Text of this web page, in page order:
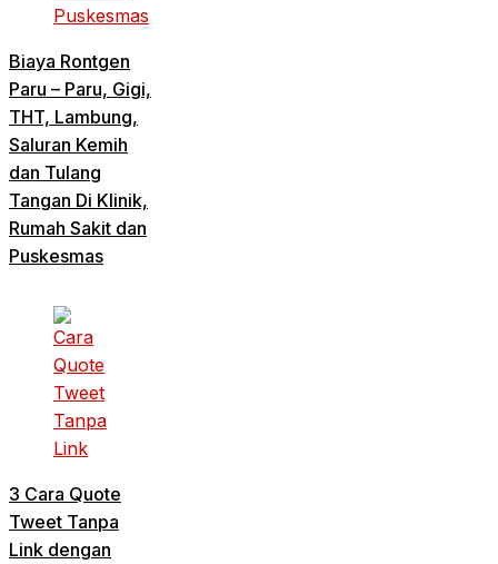
Biaya Rontgen
Paru – Paru, Gigi,
THT, Lambung,
Saluran Kemih
dan Tulang
Tangan Di Klinik,
Rumah Sakit dan
Puskesmas
3 Cara Quote
Tweet Tanpa
Link dengan